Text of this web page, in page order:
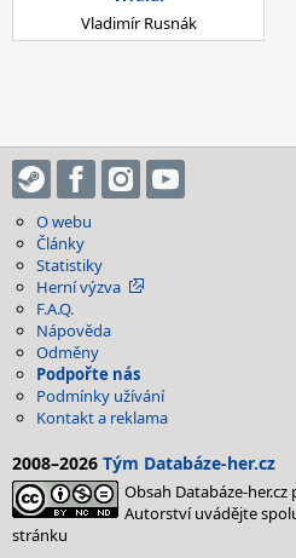
Vladimír Rusnák
O webu
Články
Statistiky
Herní výzva
F.A.Q.
Nápověda
Odměny
Podpořte nás
Podmínky užívání
Kontakt a reklama
2008–2026 Tým Databáze-her.cz
Obsah Databáze-
Autorství uvádějte
stránku